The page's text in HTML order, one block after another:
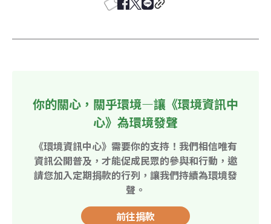
你的關心，關乎環境—讓《環境資訊中
心》為環境發聲
《環境資訊中心》需要你的支持！我們相信唯有
資訊公開普及，才能促成民眾的參與和行動，邀
請您加入定期捐款的行列，讓我們持續為環境發
聲。
前往捐款